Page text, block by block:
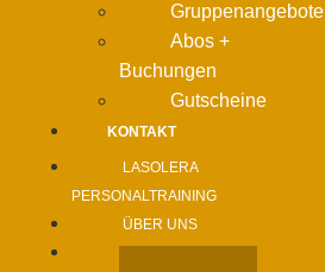
Gruppenangebote
Abos +
Buchungen
Gutscheine
KONTAKT
LASOLERA
PERSONALTRAINING
ÜBER UNS